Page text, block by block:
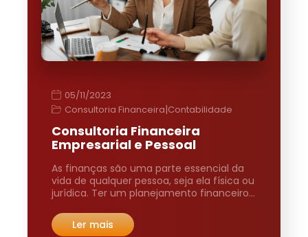
05/11/2023
Consultoria Financeira|Contabilidade
Consultoria Financeira
Empresarial e Pessoal
As finanças são uma parte essencial da
vida de qualquer pessoa, seja ela física ou
jurídica. Ter um planejamento financeiro…
Ler mais